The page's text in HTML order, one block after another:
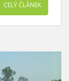
CELÝ ČLÁNEK